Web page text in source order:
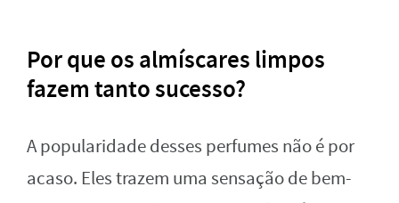
Por que os almíscares limpos
fazem tanto sucesso?
A popularidade desses perfumes não é por
acaso. Eles trazem uma sensação de bem-